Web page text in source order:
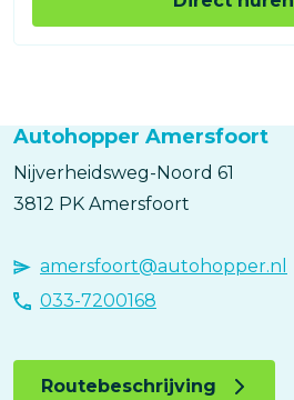
Autohopper Amersfoort
Nijverheidsweg-Noord 61
3812 PK Amersfoort
amersfoort@autohopper.nl
033-7200168
Routebeschrijving